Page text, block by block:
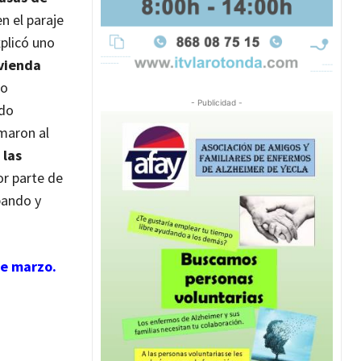
el paraje
uno
al
parte de
y
marzo.
- Publicidad -